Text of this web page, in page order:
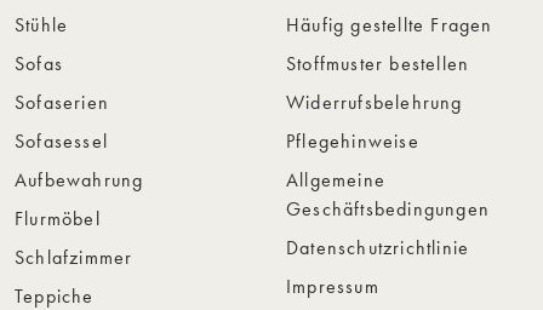
Stühle
Sofas
Sofaserien
Sofasessel
Aufbewahrung
Flurmöbel
Schlafzimmer
Teppiche
Häufig gestellte Fragen
Stoffmuster bestellen
Widerrufsbelehrung
Pflegehinweise
Allgemeine
Geschäftsbedingungen
Datenschutzrichtlinie
Impressum